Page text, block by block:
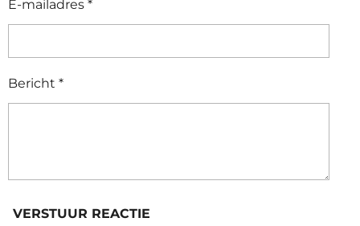
E-mailadres *
Bericht *
VERSTUUR REACTIE